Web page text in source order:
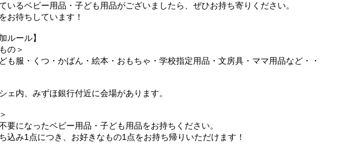
いるベビー用品・子ども用品がございましたら、ぜひお持ち寄りください。
お待ちしています！
ルール】
の＞
も服・くつ・かばん・絵本・おもちゃ・学校指定用品・文房具・ママ用品など・・
ェ内、みずほ銀行付近に会場があります。
要になったベビー用品・子ども用品をお持ちください。
込み1点につき、お好きなもの1点をお持ち帰りいただけます！